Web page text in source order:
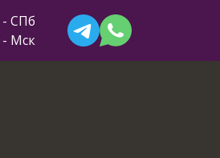
- СПб
- Мск